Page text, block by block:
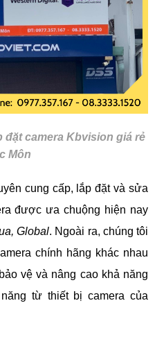
đặt camera Kbvision giá rẻ
Môn
cung cấp, lắp đặt và sửa
được ưa chuộng hiện nay
Global. Ngoài ra, chúng tôi
chính hãng khác nhau
vệ và nâng cao khả năng
từ thiết bị camera của